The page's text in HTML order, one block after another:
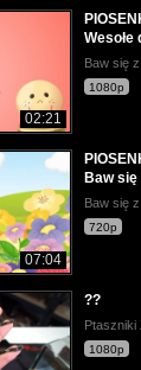
02:21
Wesołe
Baw się
1080p
07:04
Baw
Baw się
720p
??
Ptaszniki
1080p